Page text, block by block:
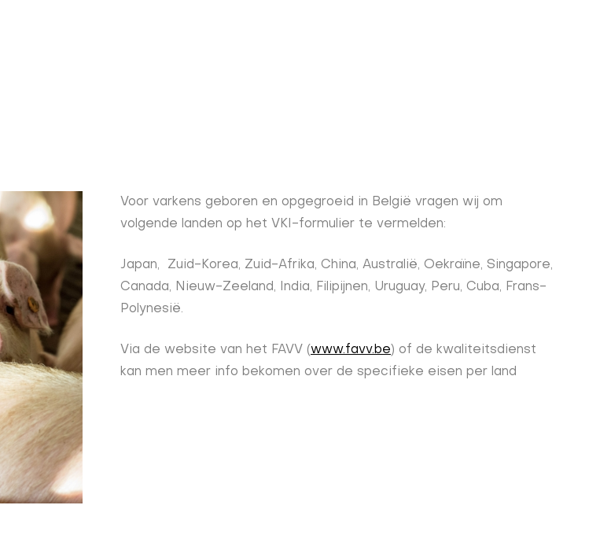
Voor varkens geboren en opgegroeid in België vragen wij om
volgende landen op het VKI-formulier te vermelden:
Japan, Zuid-Korea, Zuid-Afrika, China, Australië, Oekraïne, Singapore,
Canada, Nieuw-Zeeland, India, Filipijnen, Uruguay, Peru, Cuba, Frans-
Polynesië.
Via de website van het FAVV (www.favv.be) of de kwaliteitsdienst
kan men meer info bekomen over de specifieke eisen per land